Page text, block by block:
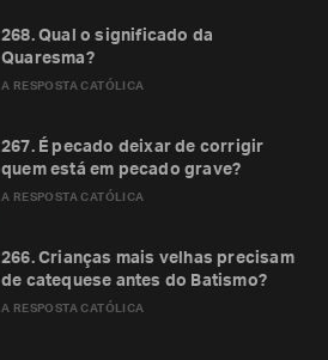
A RESPOSTA CATÓLICA
268. Qual o significado da
Quaresma?
A RESPOSTA CATÓLICA
267. É pecado deixar de corrigir
quem está em pecado grave?
A RESPOSTA CATÓLICA
266. Crianças mais velhas precisam
de catequese antes do Batismo?